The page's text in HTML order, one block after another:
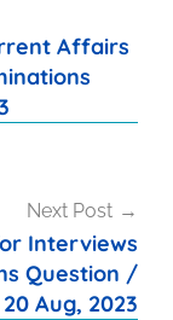
Affairs
Next Post
Interviews
Question /
Aug, 2023